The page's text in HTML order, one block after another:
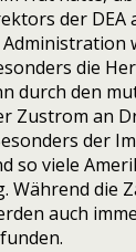
der DEA
die
durch den
Zustrom an
der
so viele
Während die
auch